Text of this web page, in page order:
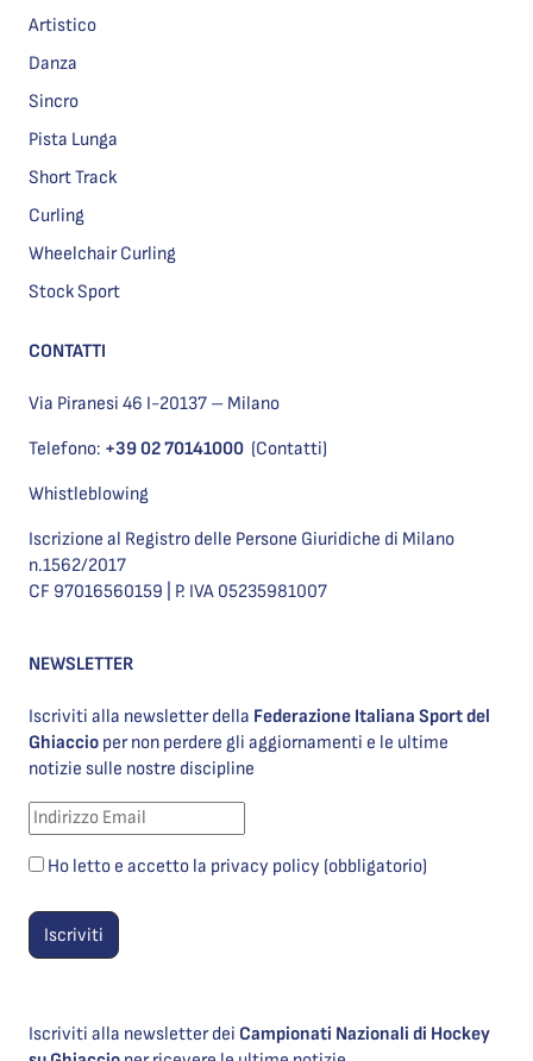
Artistico
Danza
Sincro
Pista Lunga
Short Track
Curling
Wheelchair Curling
Stock Sport
CONTATTI
Via Piranesi 46 I-20137 – Milano
Telefono: +39 02 70141000 (Contatti)
Whistleblowing
Iscrizione al Registro delle Persone Giuridiche di Milano
n.1562/2017
CF 97016560159 | P. IVA 05235981007
NEWSLETTER
Iscriviti alla newsletter della Federazione Italiana Sport del
Ghiaccio per non perdere gli aggiornamenti e le ultime
notizie sulle nostre discipline
Ho letto e accetto la privacy policy (obbligatorio)
Iscriviti alla newsletter dei Campionati Nazionali di Hockey